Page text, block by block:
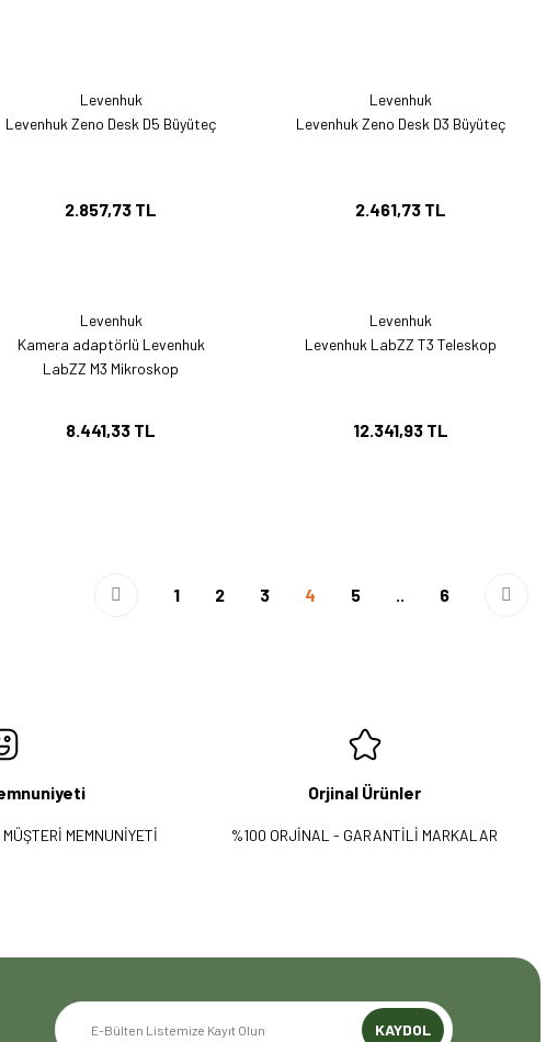
Levenhuk
Levenhuk Zeno Desk D5 Büyüteç
2.857,73 TL
Levenhuk
Levenhuk Zeno Desk D3 Büyüteç
2.461,73 TL
Levenhuk
Kamera adaptörlü Levenhuk
LabZZ M3 Mikroskop
8.441,33 TL
Levenhuk
Levenhuk LabZZ T3 Teleskop
12.341,93 TL
1 2 3 4 5 .. 6
MEMNUNİYETİ
Orjinal Ürünler
%100 ORJİNAL - GARANTİLİ MARKALAR
KAYDOL